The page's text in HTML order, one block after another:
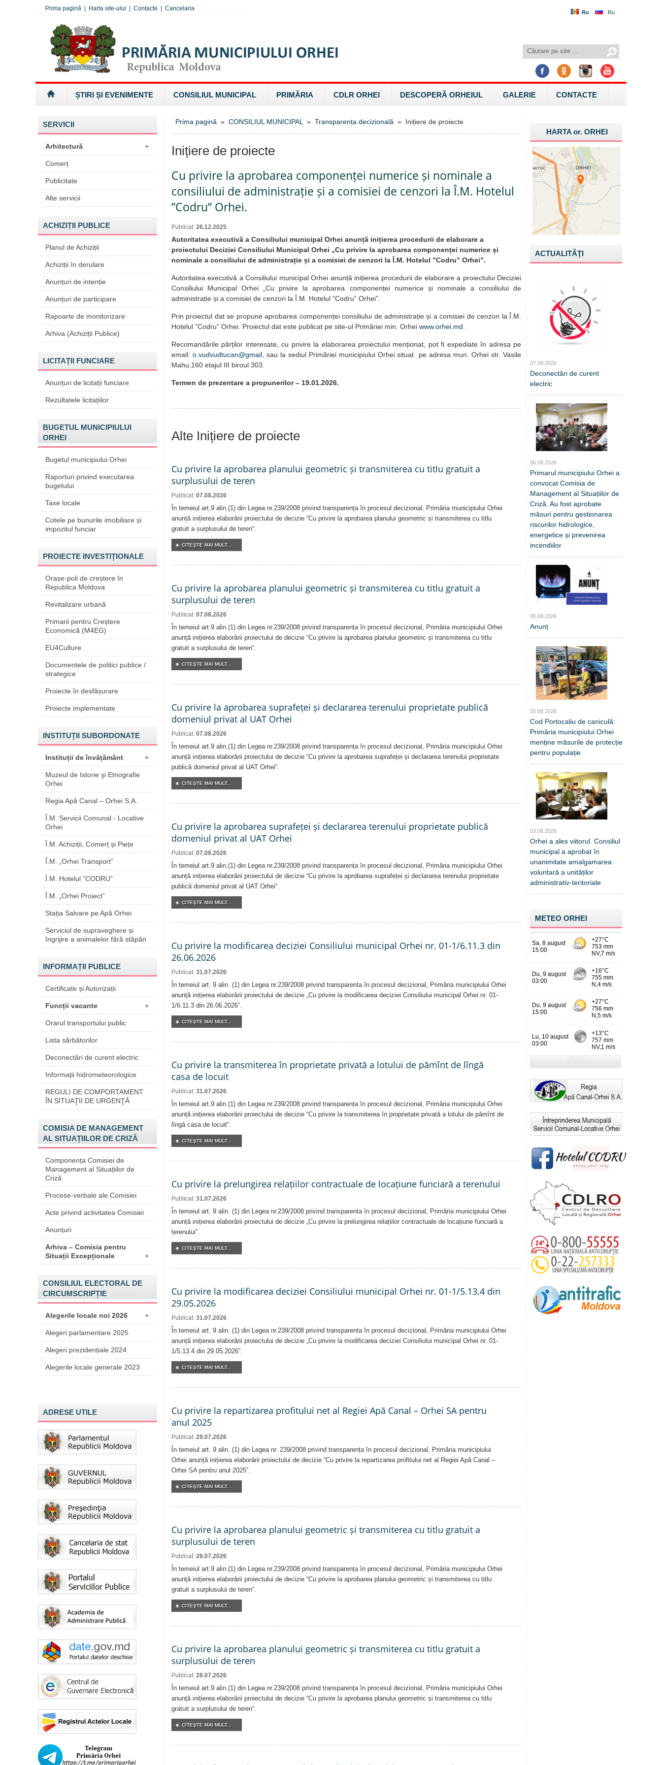
Ro Ru
Prima pagină Harta site-ului Contacte Cancelaria
ȘTIRI ȘI EVENIMENTE CONSILIUL MUNICIPAL PRIMĂRIA CDLR ORHEI DESCOPERĂ ORHEIUL GALERIE CONTACTE
SERVICII
Arhitectură +
Comerț
Publicitate
Alte servicii
ACHIZIȚII PUBLICE
Planul de Achiziții
Achiziții în derulare
Anunțuri de intenție
Anunțuri de participare
Rapoarte de monitorizare
Arhiva (Achiziții Publice)
LICITAȚII FUNCIARE
Anunțuri de licitații funciare
Rezultatele licitațiilor
BUGETUL MUNICIPIULUI
ORHEI
Bugetul municipiului Orhei
Raporturi privind executarea
bugetului
Taxe locale
Cotele pe bunurile imobiliare și
impozitul funciar
PROIECTE INVESTIȚIONALE
Orașe-poli de creștere în
Republica Moldova
Revitalizare urbană
Primarii pentru Creștere
Economică (M4EG)
EU4Culture
Documentele de politici publice /
strategice
Proiecte în desfășurare
Proiecte implementate
INSTITUȚII SUBORDONATE
Instituții de învățământ +
Muzeul de Istorie şi Etnografie
Orhei
Regia Apă Canal – Orhei S.A.
Î.M. Servicii Comunal - Locative
Orhei
Î.M. Achiziții, Comerț și Piețe
Î.M. „Orhei Transport”
Î.M. Hotelul ”CODRU”
Î.M. „Orhei Proiect”
Stația Salvare pe Apă Orhei
Serviciul de supraveghere și
îngrijire a animalelor fără stăpân
INFORMAȚII PUBLICE
Certificate și Autorizații
Funcții vacante +
Orarul transportului public
Lista sărbătorilor
Deconectări de curent electric
Informații hidrometeorologice
REGULI DE COMPORTAMENT
ÎN SITUAŢII DE URGENŢĂ
COMISIA DE MANAGEMENT
AL SITUAȚIILOR DE CRIZĂ
Componența Comisiei de
Management al Situațiilor de
Criză
Procese-verbale ale Comisiei
Acte privind activitatea Comisiei
Anunțuri
Arhiva – Comisia pentru
Situații Excepționale
+
CONSILIUL ELECTORAL DE
CIRCUMSCRIPȚIE
Alegerile locale noi 2026 +
Alegeri parlamentare 2025
Alegeri prezidențiale 2024
Alegerile locale generale 2023
ADRESE UTILE
Prima pagină » CONSILIUL MUNICIPAL » Transparența decizională » Inițiere de proiecte
Inițiere de proiecte
Cu privire la aprobarea componenței numerice și nominale a
consiliului de administrație și a comisiei de cenzori la Î.M. Hotelul
”Codru” Orhei.
Publicat: 26.12.2025
Autoritatea executivă a Consiliului municipal Orhei anunță inițierea procedurii de elaborare a
proiectului Deciziei Consiliului Municipal Orhei „Cu privire la aprobarea componenței numerice și
nominale a consiliului de administrație și a comisiei de cenzori la Î.M. Hotelul ”Codru” Orhei”.
Autoritatea executivă a Consiliului municipal Orhei anunță inițierea procedurii de elaborare a proiectului Deciziei
Consiliului Municipal Orhei „Cu privire la aprobarea componenței numerice și nominale a consiliului de
administrație și a comisiei de cenzori la Î.M. Hotelul ”Codru” Orhei”.
Prin proiectul dat se propune aprobarea componenței consiliului de administrație și a comisiei de cenzori la Î.M.
Hotelul ”Codru” Orhei. Proiectul dat este publicat pe site-ul Primăriei min. Orhei www.orhei.md
Recomandările părților interesate, cu privire la elaborarea proiectului menționat, pot fi expediate în adresa pe
email: o.vudvudtucan@gmail, sau la sediul Primăriei municipiului Orhei situat pe adresa mun. Orhei str. Vasile
Mahu,160 etajul III biroul 303.
Termen de prezentare a propunerilor – 19.01.2026.
Alte Inițiere de proiecte
Cu privire la aprobarea planului geometric și transmiterea cu titlu gratuit a
surplusului de teren
Publicat: 07.08.2026
În temeiul art.9 alin.(1) din Legea nr.239/2008 privind transparența în procesul decizional, Primăria municipiului Orhei
anunță inițierea elaborării proiectului de decizie “Cu privire la aprobarea planului geometric și transmiterea cu titlu
gratuit a surplusului de teren“.
CITEŞTE MAI MULT...
Cu privire la aprobarea planului geometric și transmiterea cu titlu gratuit a
surplusului de teren
Publicat: 07.08.2026
În temeiul art.9 alin.(1) din Legea nr.239/2008 privind transparența în procesul decizional, Primăria municipiului Orhei
anunță inițierea elaborării proiectului de decizie “Cu privire la aprobarea planului geometric și transmiterea cu titlu
gratuit a surplusului de teren“.
CITEŞTE MAI MULT...
Cu privire la aprobarea suprafeței și declararea terenului proprietate publică
domeniul privat al UAT Orhei
Publicat: 07.08.2026
În temeiul art.9 alin.(1) din Legea nr.239/2008 privind transparența în procesul decizional, Primăria municipiului Orhei
anunță inițierea elaborării proiectului de decizie “Cu privire la aprobarea suprafeței și declararea terenului proprietate
publică domeniul privat al UAT Orhei“.
CITEŞTE MAI MULT...
Cu privire la aprobarea suprafeței și declararea terenului proprietate publică
domeniul privat al UAT Orhei
Publicat: 07.08.2026
În temeiul art.9 alin.(1) din Legea nr.239/2008 privind transparența în procesul decizional, Primăria municipiului Orhei
anunță inițierea elaborării proiectului de decizie “Cu privire la aprobarea suprafeței și declararea terenului proprietate
publică domeniul privat al UAT Orhei“.
CITEŞTE MAI MULT...
Cu privire la modificarea deciziei Consiliului municipal Orhei nr. 01-1/6.11.3 din
26.06.2026
Publicat: 31.07.2026
În temeiul art. 9 alin. (1) din Legea nr.239/2008 privind transparenta în procesul decizional, Primăria municipiului Orhei
anunță inițierea elaborării proiectului de decizie „Cu privire la modificarea deciziei Consiliului municipal Orhei nr. 01-
1/6.11.3 din 26.06.2026”.
CITEŞTE MAI MULT...
Cu privire la transmiterea în proprietate privată a lotului de pămînt de lîngă
casa de locuit
Publicat: 31.07.2026
În temeiul art.9 alin.(1) din Legea nr.239/2008 privind transparența în procesul decizional, Primăria municipiului Orhei
anunță inițierea elaborării proiectului de decizie “Cu privire la transmiterea în proprietate privată a lotului de pămînt de
lîngă casa de locuit“.
CITEŞTE MAI MULT...
Cu privire la prelungirea relațiilor contractuale de locațiune funciară a terenului
Publicat: 31.07.2026
În temeiul art. 9 alin. (1) din Legea nr.239/2008 privind transparenta în procesul decizional, Primăria municipiului Orhei
anunță inițierea elaborării proiectului de decizie „Cu privire la prelungirea relațiilor contractuale de locațiune funciară a
terenului”.
CITEŞTE MAI MULT...
Cu privire la modificarea deciziei Consiliului municipal Orhei nr. 01-1/5.13.4 din
29.05.2026
Publicat: 31.07.2026
În temeiul art. 9 alin. (1) din Legea nr.239/2008 privind transparenta în procesul decizional, Primăria municipiului Orhei
anunță inițierea elaborării proiectului de decizie „Cu privire la modificarea deciziei Consiliului municipal Orhei nr. 01-
1/5.13.4 din 29.05.2026”.
CITEŞTE MAI MULT...
Cu privire la repartizarea profitului net al Regiei Apă Canal – Orhei SA pentru
anul 2025
Publicat: 29.07.2026
În temeiul art. 9 alin. (1) din Legea nr. 239/2008 privind transparența în procesul decizional, Primăria municipiului
Orhei anunță inițierea elaborării proiectului de decizie ”Cu privire la repartizarea profitului net al Regiei Apă Canal –
Orhei SA pentru anul 2025”.
CITEŞTE MAI MULT...
Cu privire la aprobarea planului geometric și transmiterea cu titlu gratuit a
surplusului de teren
Publicat: 28.07.2026
În temeiul art.9 alin.(1) din Legea nr.239/2008 privind transparența în procesul decizional, Primăria municipiului Orhei
anunță inițierea elaborării proiectului de decizie “Cu privire la aprobarea planului geometric și transmiterea cu titlu
gratuit a surplusului de teren“.
CITEŞTE MAI MULT...
Cu privire la aprobarea planului geometric și transmiterea cu titlu gratuit a
surplusului de teren
Publicat: 28.07.2026
În temeiul art.9 alin.(1) din Legea nr.239/2008 privind transparența în procesul decizional, Primăria municipiului Orhei
anunță inițierea elaborării proiectului de decizie “Cu privire la aprobarea planului geometric și transmiterea cu titlu
gratuit a surplusului de teren“.
CITEŞTE MAI MULT...
HARTA or.ORHEI
ACTUALITĂŢI
07.08.2026
Deconectări de curent
electric
06.08.2026
Primarul municipiului Orhei a
convocat Comisia de
Management al Situațiilor de
Criză. Au fost aprobate
măsuri pentru gestionarea
riscurilor hidrologice,
energetice și prevenirea
incendiilor
05.08.2026
Anunț
05.08.2026
Cod Portocaliu de caniculă:
Primăria municipiului Orhei
menține măsurile de protecție
pentru populație
03.08.2026
Orhei a ales viitorul. Consiliul
municipal a aprobat în
unanimitate amalgamarea
voluntară a unităților
administrativ-teritoriale
METEO ORHEI